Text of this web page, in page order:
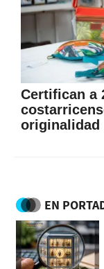
Certifican a
originalidad
EN